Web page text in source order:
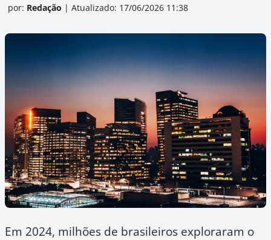
por: Redação | Atualizado: 17/06/2026 11:38
Em 2024, milhões de brasileiros exploraram o